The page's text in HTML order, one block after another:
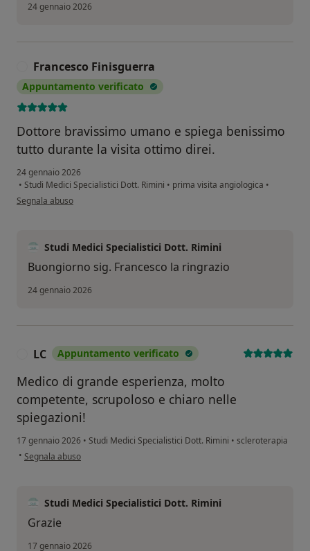
24 gennaio 2026
Francesco Finisguerra
Appuntamento verificato
Dottore bravissimo umano e spiega benissimo
tutto durante la visita ottimo direi.
24 gennaio 2026
• Studi Medici Specialistici Dott. Rimini • prima visita angiologica •
secondo l'opinione dell'utente Francesco Finisguerra
Segnala abuso
Studi Medici Specialistici Dott. Rimini
Buongiorno sig. Francesco la ringrazio
24 gennaio 2026
LC Appuntamento verificato
Medico di grande esperienza, molto
competente, scrupoloso e chiaro nelle
spiegazioni!
17 gennaio 2026 • Studi Medici Specialistici Dott. Rimini • scleroterapia
• secondo l'opinione dell'utente LC
Segnala abuso
Studi Medici Specialistici Dott. Rimini
Grazie
17 gennaio 2026